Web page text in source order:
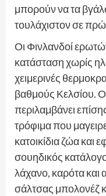
μπορούν να τα
τουλάχιστον σε
Οι Φινλανδοί
κατάσταση χωρίς
χειμερινές
βαθμούς Κελσίου.
περιλαμβάνει
τρόφιμα που
κατοικίδια ζώα και
σουηδικός
λάχανο, καρότα και
σάλτσας μπολονέζ